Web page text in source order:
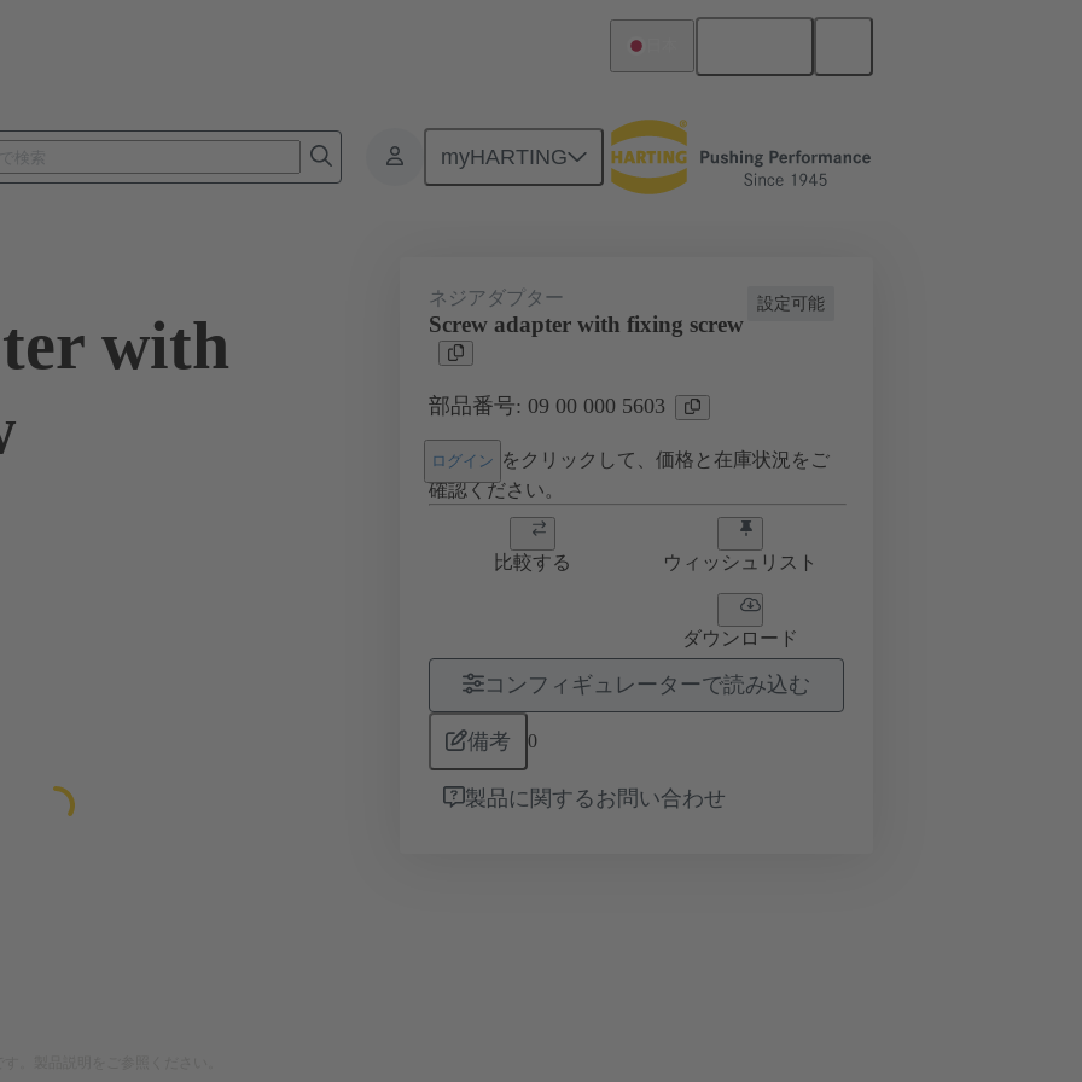
myHARTING
シールドフレーム グリップフレーム 09 00 000 5603
with
設定可能
ネジアダプター
Screw adapter with fixing screw
部品番号: 09 00 000 5603
ログイン をクリックして、価格と在庫状況をご
確認ください。
比較する ウィッシュリスト
ダウンロード
コンフィギュレーターで読み込む
備考 0
製品に関するお問い合わせ